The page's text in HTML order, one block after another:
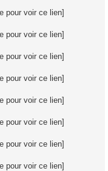
pour voir ce lien]
pour voir ce lien]
pour voir ce lien]
pour voir ce lien]
pour voir ce lien]
pour voir ce lien]
pour voir ce lien]
pour voir ce lien]